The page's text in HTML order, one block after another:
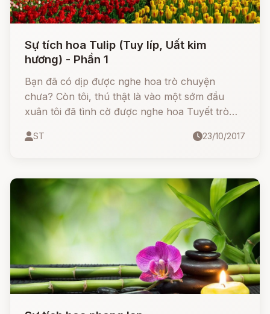
Sự tích hoa Tulip (Tuy líp, Uất kim
hương) - Phần 1
Bạn đã có dịp được nghe hoa trò chuyện
chưa? Còn tôi, thú thật là vào một sớm đầu
xuân tôi đã tình cờ được nghe hoa Tuyết trò
Đúng hơn là hoa Tuy Líp nói, còn hoa Tuyết thì
ST 23/10/2017